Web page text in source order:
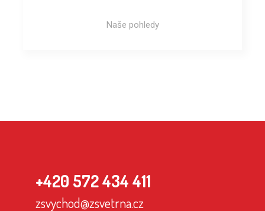
Naše pohledy
+420 572 434 411
zsvychod@zsvetrna.cz